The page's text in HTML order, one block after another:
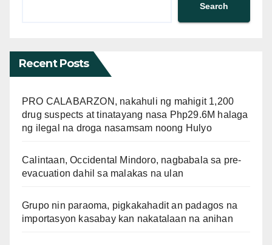
Search
Recent Posts
PRO CALABARZON, nakahuli ng mahigit 1,200
drug suspects at tinatayang nasa Php29.6M halaga
ng ilegal na droga nasamsam noong Hulyo
Calintaan, Occidental Mindoro, nagbabala sa pre-
evacuation dahil sa malakas na ulan
Grupo nin paraoma, pigkakahadit an padagos na
importasyon kasabay kan nakatalaan na anihan